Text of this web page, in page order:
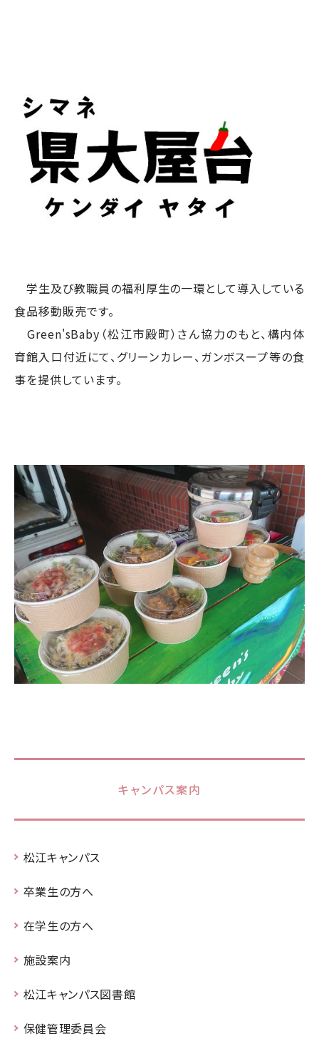
学生及び教職員の福利厚生の一環として導入している
食品移動販売です。
Green'sBaby（松江市殿町）さん協力のもと、構内体
育館入口付近にて、グリーンカレー、ガンボスープ等の食
事を提供しています。
キャンパス案内
松江キャンパス
卒業生の方へ
在学生の方へ
施設案内
松江キャンパス図書館
保健管理委員会